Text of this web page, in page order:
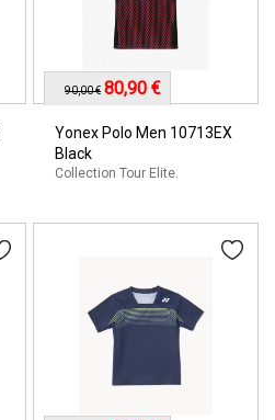
Yonex Polo Men 10713EX
Black
Collection Tour Elite.
90,00 € 80,90 €